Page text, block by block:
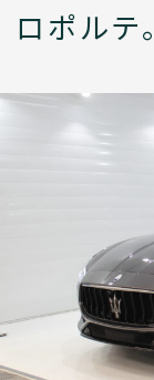
ロポルテ。